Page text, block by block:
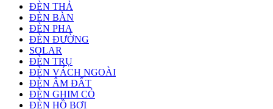
ĐÈN THẢ
ĐÈN BÀN
ĐÈN PHA
ĐÈN ĐƯỜNG
SOLAR
ĐÈN TRỤ
ĐÈN VÁCH NGOÀI
ĐÈN ÂM ĐẤT
ĐÈN GHIM CỎ
ĐÈN HỒ BƠI